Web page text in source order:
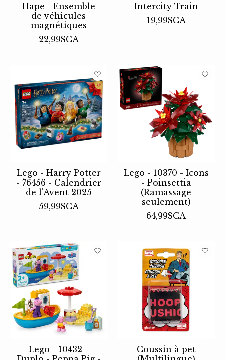
Hape - Ensemble
de véhicules
magnétiques
22,99$CA
Intercity Train
19,99$CA
Lego - Harry Potter
- 76456 - Calendrier
de l'Avent 2025
59,99$CA
Lego - 10370 - Icons
- Poinsettia
(Ramassage
seulement)
64,99$CA
Lego - 10432 -
Coussin à pet